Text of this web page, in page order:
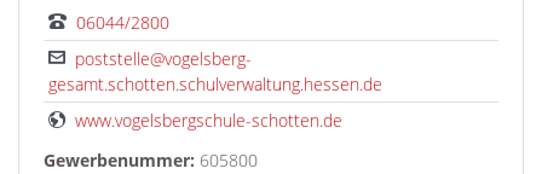
06044/2800
poststelle@vogelsberg-
gesamt.schotten.schulverwaltung.hessen.de
www.vogelsbergschule-schotten.de
Gewerbenummer: 605800